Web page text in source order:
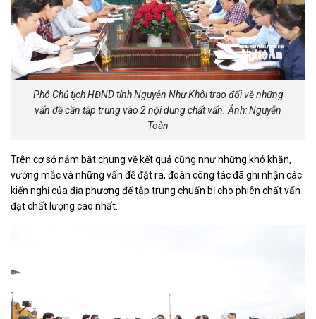
Phó Chủ tịch HĐND tỉnh Nguyễn Như Khôi trao đổi về những
vấn đề cần tập trung vào 2 nội dung chất vấn. Ảnh: Nguyễn
Toàn
Trên cơ sở nắm bắt chung về kết quả cũng như những khó khăn,
vướng mắc và những vấn đề đặt ra, đoàn công tác đã ghi nhận các
kiến nghị của địa phương để tập trung chuẩn bị cho phiên chất vấn
đạt chất lượng cao nhất.